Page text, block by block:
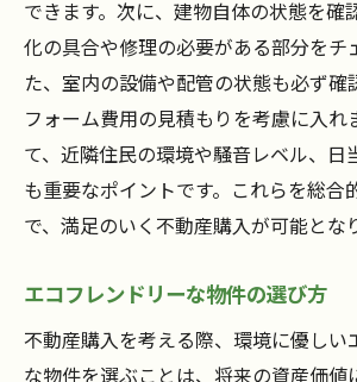
できます。次に、建物自体の状態を確
化の具合や修理の必要がある部分をチ
た、室内の設備や配管の状態も必ず確
フォーム費用の見積もりを考慮に入れ
て、近隣住民の環境や騒音レベル、日
も重要なポイントです。これらを総合
で、満足のいく不動産購入が可能とな
エコフレンドリーな物件の選び方
不動産購入を考える際、環境に優しい
な物件を選ぶことは、将来の資産価値